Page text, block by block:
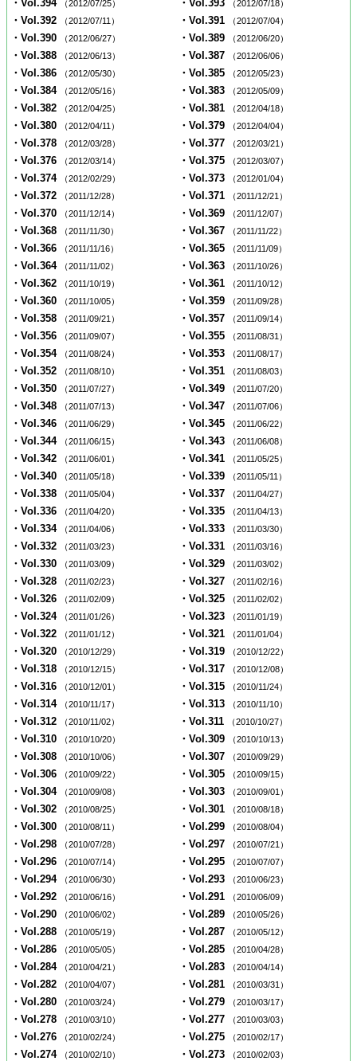
・Vol.394 （2012/07/25） ・Vol.393 （2012/07/18）
・Vol.392 （2012/07/11） ・Vol.391 （2012/07/04）
・Vol.390 （2012/06/27） ・Vol.389 （2012/06/20）
・Vol.388 （2012/06/13） ・Vol.387 （2012/06/06）
・Vol.386 （2012/05/30） ・Vol.385 （2012/05/23）
・Vol.384 （2012/05/16） ・Vol.383 （2012/05/09）
・Vol.382 （2012/04/25） ・Vol.381 （2012/04/18）
・Vol.380 （2012/04/11） ・Vol.379 （2012/04/04）
・Vol.378 （2012/03/28） ・Vol.377 （2012/03/21）
・Vol.376 （2012/03/14） ・Vol.375 （2012/03/07）
・Vol.374 （2012/02/29） ・Vol.373 （2012/01/04）
・Vol.372 （2011/12/28） ・Vol.371 （2011/12/21）
・Vol.370 （2011/12/14） ・Vol.369 （2011/12/07）
・Vol.368 （2011/11/30） ・Vol.367 （2011/11/22）
・Vol.366 （2011/11/16） ・Vol.365 （2011/11/09）
・Vol.364 （2011/11/02） ・Vol.363 （2011/10/26）
・Vol.362 （2011/10/19） ・Vol.361 （2011/10/12）
・Vol.360 （2011/10/05） ・Vol.359 （2011/09/28）
・Vol.358 （2011/09/21） ・Vol.357 （2011/09/14）
・Vol.356 （2011/09/07） ・Vol.355 （2011/08/31）
・Vol.354 （2011/08/24） ・Vol.353 （2011/08/17）
・Vol.352 （2011/08/10） ・Vol.351 （2011/08/03）
・Vol.350 （2011/07/27） ・Vol.349 （2011/07/20）
・Vol.348 （2011/07/13） ・Vol.347 （2011/07/06）
・Vol.346 （2011/06/29） ・Vol.345 （2011/06/22）
・Vol.344 （2011/06/15） ・Vol.343 （2011/06/08）
・Vol.342 （2011/06/01） ・Vol.341 （2011/05/25）
・Vol.340 （2011/05/18） ・Vol.339 （2011/05/11）
・Vol.338 （2011/05/04） ・Vol.337 （2011/04/27）
・Vol.336 （2011/04/20） ・Vol.335 （2011/04/13）
・Vol.334 （2011/04/06） ・Vol.333 （2011/03/30）
・Vol.332 （2011/03/23） ・Vol.331 （2011/03/16）
・Vol.330 （2011/03/09） ・Vol.329 （2011/03/02）
・Vol.328 （2011/02/23） ・Vol.327 （2011/02/16）
・Vol.326 （2011/02/09） ・Vol.325 （2011/02/02）
・Vol.324 （2011/01/26） ・Vol.323 （2011/01/19）
・Vol.322 （2011/01/12） ・Vol.321 （2011/01/04）
・Vol.320 （2010/12/29） ・Vol.319 （2010/12/22）
・Vol.318 （2010/12/15） ・Vol.317 （2010/12/08）
・Vol.316 （2010/12/01） ・Vol.315 （2010/11/24）
・Vol.314 （2010/11/17） ・Vol.313 （2010/11/10）
・Vol.312 （2010/11/02） ・Vol.311 （2010/10/27）
・Vol.310 （2010/10/20） ・Vol.309 （2010/10/13）
・Vol.308 （2010/10/06） ・Vol.307 （2010/09/29）
・Vol.306 （2010/09/22） ・Vol.305 （2010/09/15）
・Vol.304 （2010/09/08） ・Vol.303 （2010/09/01）
・Vol.302 （2010/08/25） ・Vol.301 （2010/08/18）
・Vol.300 （2010/08/11） ・Vol.299 （2010/08/04）
・Vol.298 （2010/07/28） ・Vol.297 （2010/07/21）
・Vol.296 （2010/07/14） ・Vol.295 （2010/07/07）
・Vol.294 （2010/06/30） ・Vol.293 （2010/06/23）
・Vol.292 （2010/06/16） ・Vol.291 （2010/06/09）
・Vol.290 （2010/06/02） ・Vol.289 （2010/05/26）
・Vol.288 （2010/05/19） ・Vol.287 （2010/05/12）
・Vol.286 （2010/05/05） ・Vol.285 （2010/04/28）
・Vol.284 （2010/04/21） ・Vol.283 （2010/04/14）
・Vol.282 （2010/04/07） ・Vol.281 （2010/03/31）
・Vol.280 （2010/03/24） ・Vol.279 （2010/03/17）
・Vol.278 （2010/03/10） ・Vol.277 （2010/03/03）
・Vol.276 （2010/02/24） ・Vol.275 （2010/02/17）
・Vol.274 （2010/02/10） ・Vol.273 （2010/02/03）